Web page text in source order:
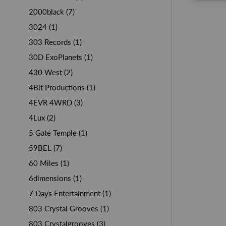
2000black (7)
3024 (1)
303 Records (1)
30D ExoPlanets (1)
430 West (2)
4Bit Productions (1)
4EVR 4WRD (3)
4Lux (2)
5 Gate Temple (1)
59BEL (7)
60 Miles (1)
6dimensions (1)
7 Days Entertainment (1)
803 Crystal Grooves (1)
803 Crystalgrooves (3)